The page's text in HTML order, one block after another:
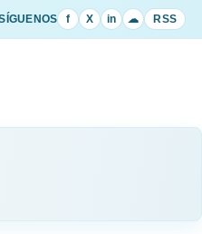
f X in ☁ RSS